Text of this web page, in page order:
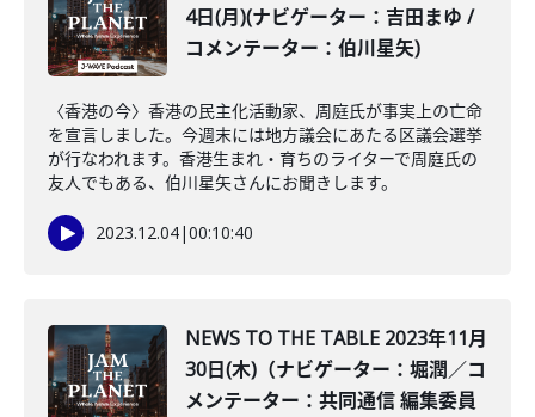
4日(月)(ナビゲーター：吉田まゆ /
コメンテーター：伯川星矢)
〈香港の今〉香港の民主化活動家、周庭氏が事実上の亡命
を宣言しました。今週末には地方議会にあたる区議会選挙
が行なわれます。香港生まれ・育ちのライターで周庭氏の
友人でもある、伯川星矢さんにお聞きします。
2023.12.04|00:10:40
NEWS TO THE TABLE 2023年11月
30日(木)（ナビゲーター：堀潤／コ
メンテーター：共同通信 編集委員